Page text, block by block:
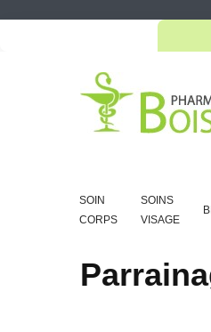
SOIN
CORPS
SOINS
VISAGE